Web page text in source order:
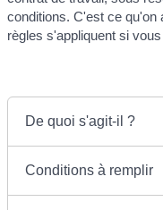
conditions. C'est ce qu'on
règles s'appliquent si
De quoi s'agit-il ?
Conditions à remplir